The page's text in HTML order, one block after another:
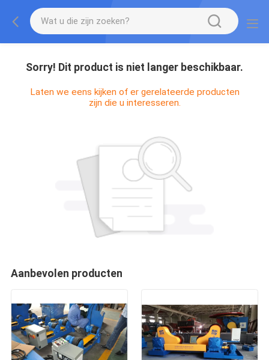
Sorry! Dit product is niet langer beschikbaar.
Laten we eens kijken of er gerelateerde producten
zijn die u interesseren.
Aanbevolen producten